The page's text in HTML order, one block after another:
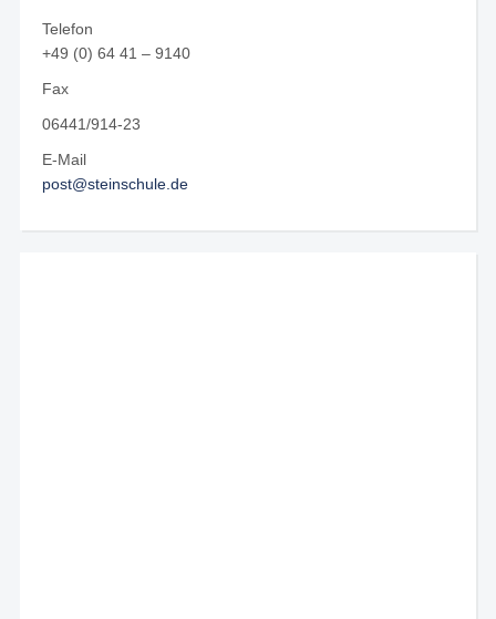
Telefon
+49 (0) 64 41 – 9140
Fax
06441/914-23
E-Mail
post@steinschule.de